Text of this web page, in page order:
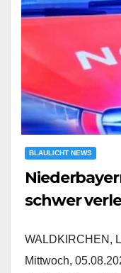
BLAULICHT NEWS
schwer
WALDKIRCHEN,
Mittwoch,